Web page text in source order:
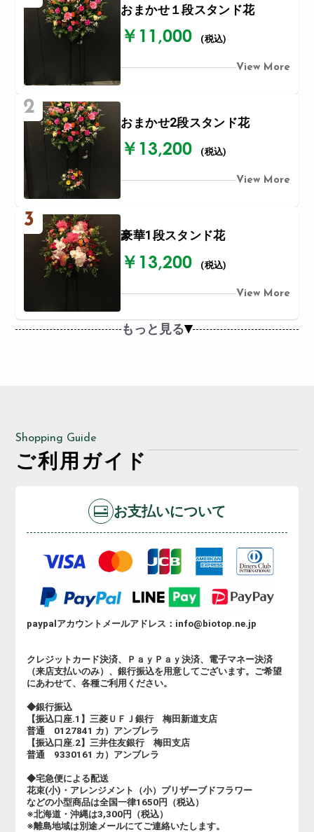
おまかせ１段スタンド花
￥11,000 (税込)
View More
2
おまかせ2段スタンド花
￥13,200 (税込)
View More
3
豪華1段スタンド花
￥13,200 (税込)
View More
もっと見る
Shopping Guide
ご利用ガイド
お支払いについて
paypalアカウントメールアドレス：info@biotop.ne.jp
クレジットカード決済、ＰａｙＰａｙ決済、電子マネー決済
（来店支払いのみ）、銀行振込を用意してございます。ご希望
にあわせて、各種ご利用ください。
◆銀行振込
【振込口座.1】三菱ＵＦＪ銀行 梅田新道支店
普通 0127841 カ）アンブレラ
【振込口座.2】三井住友銀行 梅田支店
普通 9330161 カ）アンブレラ
◆宅急便による配送
花束(小)・アレンジメント（小）プリザーブドフラワー
などの小型商品は全国一律1650円（税込）
※北海道・沖縄は3,300円（税込）
※離島地域は別途メールにてご連絡いたします。